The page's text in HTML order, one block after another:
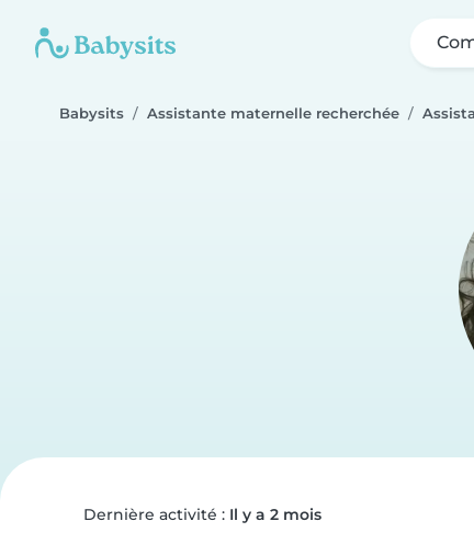
Babysits Assistante maternelle recherchée
Dernière activité : Il y a 2 mois